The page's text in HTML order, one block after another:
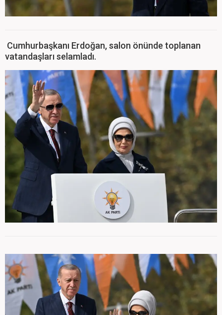
Cumhurbaşkanı Erdoğan, salon önünde toplanan
vatandaşları selamladı.